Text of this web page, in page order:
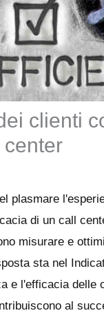
clienti
plasmare
di un call
misurare e
sta nel
e l'efficacia
al